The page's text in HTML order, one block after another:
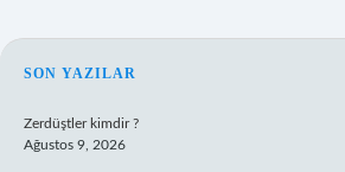
SIDEBAR
SON YAZILAR
Zerdüştler kimdir ?
Ağustos 9, 2026